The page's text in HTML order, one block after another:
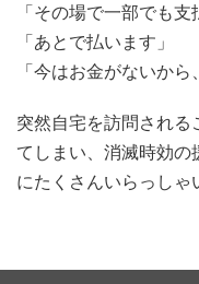
「その場で一部でも支
「あとで払います」
「今はお金がないから
突然自宅を訪問される
てしまい、消滅時効
にたくさんいらっしゃ